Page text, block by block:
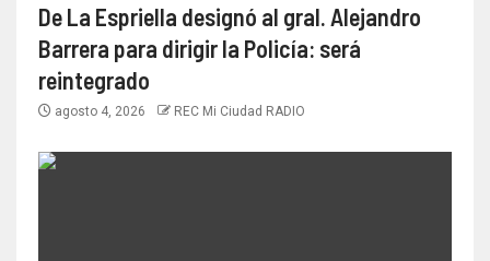
De La Espriella designó al gral. Alejandro
Barrera para dirigir la Policía: será
reintegrado
agosto 4, 2026 REC Mi Ciudad RADIO